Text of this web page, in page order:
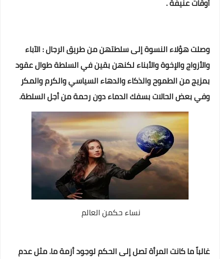
أوقات عنيفة .
وصلت هؤلاء النسوة إلى سلطتهن من طريق الرجال : الآباء
والأزواج والإخوة والأبناء لكنهن بقين في السلطة طوال عقود
بمزيج من الطموح والذكاء والدهاء السياسي والكرم والمكر
وفي بعض الحالات بسفك الدماء دون رحمة من أجل السلطة.
نساء حكمن العالم
غالباً ما كانت المرأة تصل إلى الحكم لوجود أزمة ما. مثل عدم